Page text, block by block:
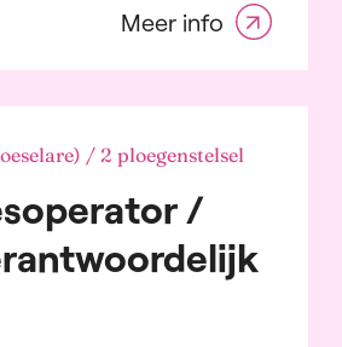
Consulting
logistiek
Fast
Goods
Groot-
Meer info
/ 2 ploegenstelsel
/